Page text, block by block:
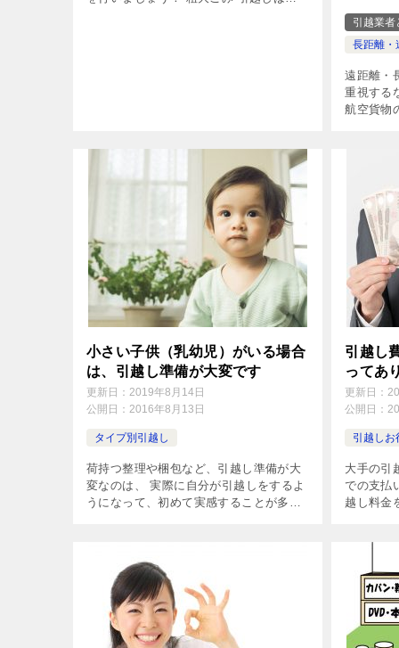
引越業者
長距離・
遠距離・
重視する
航空貨物
小さい子供（乳幼児）がいる場合
は、引越し準備が大変です
更新日： 2019年8月14日
公開日： 2016年8月13日
タイプ別引越し
荷持つ整理や梱包など、引越し準備が大
変なのは、 実際に自分が引越しをするよ
うになって、初めて実感することが多い
引越し
ってあ
更新日：
公開日：
引越しお
大手の引
での支払
越し料金
[…]